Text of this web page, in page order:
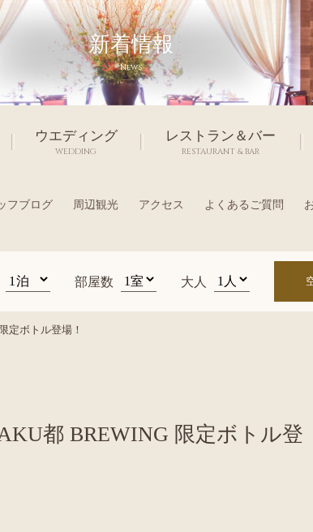
新着情報
News
ウエディング
WEDDING
レストラン＆バー
RESTAURANT & BAR
フブログ 周辺観光 アクセス よくあるご質問
部屋数 大人
定ボトル登場！
都 BREWING 限定ボトル登